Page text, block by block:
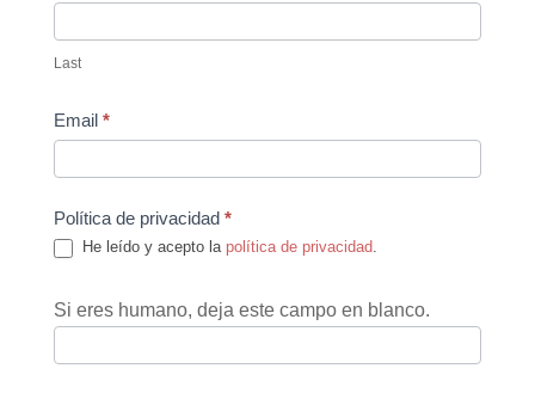
Last
Email *
Política de privacidad *
He leído y acepto la política de privacidad.
Si eres humano, deja este campo en blanco.